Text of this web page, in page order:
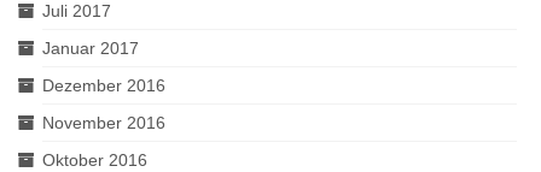
Juli 2017
Januar 2017
Dezember 2016
November 2016
Oktober 2016